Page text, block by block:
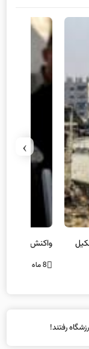
›
رفتند!